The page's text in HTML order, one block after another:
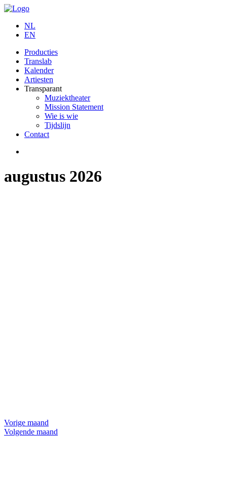
NL
EN
Producties
Translab
Kalender
Artiesten
Transparant
Muziektheater
Mission Statement
Wie is wie
Tijdslijn
Contact
augustus 2026
Vorige maand
Volgende maand